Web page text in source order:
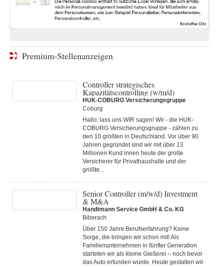
Premium-Stellenanzeigen
Controller strategisches
Kapazitätscontrolling (w/m/d)
HUK-COBURG Versicherungsgruppe
Coburg
Hallo, lass uns WIR sagen! Wir - die HUK-
COBURG Versicherungsgruppe - zählen zu
den 10 größten in Deutschland. Vor über 90
Jahren gegründet sind wir mit über 13
Millionen Kund:innen heute der große
Versicherer für Privathaushalte und der
größte...
Senior Controller (m/w/d) Investment
& M&A
Handtmann Service GmbH & Co. KG
Biberach
Über 150 Jahre Berufserfahrung? Keine
Sorge, die bringen wir schon mit! Als
Familienunternehmen in fünfter Generation
starteten wir als kleine Gießerei – noch bevor
das Auto erfunden wurde. Heute gestalten wir